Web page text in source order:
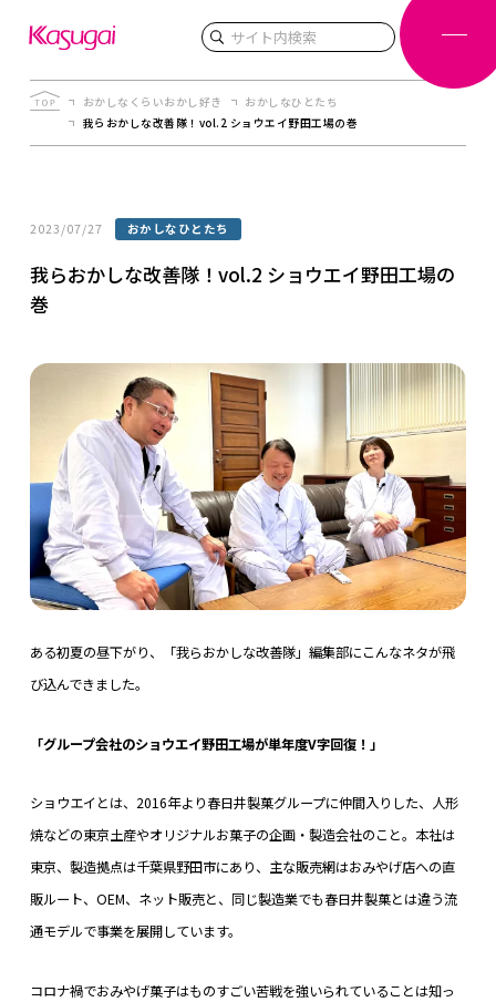
検索
おかしなくらいおかし好き
おかしなひとたち
我らおかしな改善隊！vol.2 ショウエイ野田工場の巻
2023/07/27 おかしなひとたち
我らおかしな改善隊！vol.2 ショウエイ野田工場の
巻
ある初夏の昼下がり、「我らおかしな改善隊」編集部にこんなネタが飛
び込んできました。
「グループ会社のショウエイ野田工場が単年度V字回復！」
ショウエイとは、2016年より春日井製菓グループに仲間入りした、人形
焼などの東京土産やオリジナルお菓子の企画・製造会社のこと。本社は
東京、製造拠点は千葉県野田市にあり、主な販売網はおみやげ店への直
販ルート、OEM、ネット販売と、同じ製造業でも春日井製菓とは違う流
通モデルで事業を展開しています。
コロナ禍でおみやげ菓子はものすごい苦戦を強いられていることは知っ